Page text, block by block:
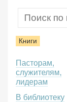
Книги
Пасторам,
служителям,
лидерам
В библиотеку